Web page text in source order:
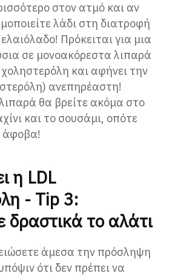
στον ατμό και αν
λάδι στη διατροφή
Πρόκειται για μια
σε μονοακόρεστα λιπαρά
χοληστερόλη και αφήνει την
ανεπηρέαστη!
θα βρείτε ακόμα στο
και το σουσάμι, οπότε
άφοβα!
η LDL
- Tip 3:
δραστικά το αλάτι
άμεσα την πρόσληψη
ότι δεν πρέπει να